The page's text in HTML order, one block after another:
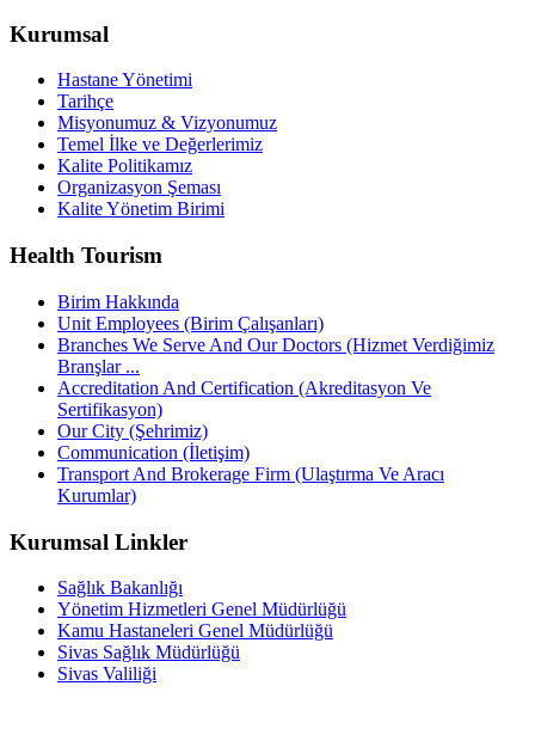
Kurumsal
Hastane Yönetimi
Tarihçe
Misyonumuz & Vizyonumuz
Temel İlke ve Değerlerimiz
Kalite Politikamız
Organizasyon Şeması
Kalite Yönetim Birimi
Health Tourism
Birim Hakkında
Unit Employees (Birim Çalışanları)
Branches We Serve And Our Doctors (Hizmet Verdiğimiz
Branşlar ...
Accreditation And Certification (Akreditasyon Ve
Sertifikasyon)
Our City (Şehrimiz)
Communication (İletişim)
Transport And Brokerage Firm (Ulaştırma Ve Aracı
Kurumlar)
Kurumsal Linkler
Sağlık Bakanlığı
Yönetim Hizmetleri Genel Müdürlüğü
Kamu Hastaneleri Genel Müdürlüğü
Sivas Sağlık Müdürlüğü
Sivas Valiliği